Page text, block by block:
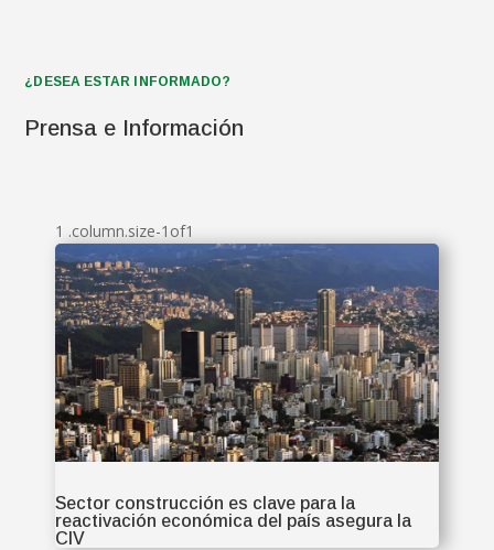
¿DESEA ESTAR INFORMADO?
Prensa e Información
Sector construcción es clave para la
reactivación económica del país asegura la
CIV